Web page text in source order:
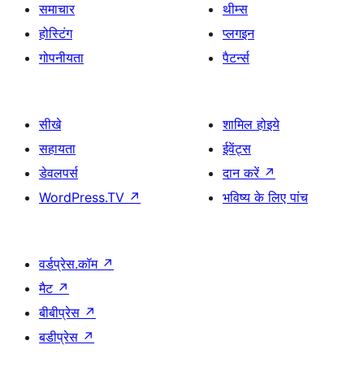
समाचार
होस्टिंग
गोपनीयता
थीम्स
प्लगइन
पैटर्न्स
सीखे
सहायता
डेवलपर्स
WordPress.TV ↗
शामिल होइये
ईवेंट्स
दान करें ↗
भविष्य के लिए पांच
वर्डप्रेस.कॉम ↗
मैट ↗
बीबीप्रेस ↗
बडीप्रेस ↗